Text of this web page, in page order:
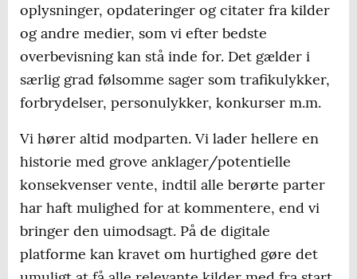
oplysninger, opdateringer og citater fra kilder
og andre medier, som vi efter bedste
overbevisning kan stå inde for. Det gælder i
særlig grad følsomme sager som trafikulykker,
forbrydelser, personulykker, konkurser m.m.
Vi hører altid modparten. Vi lader hellere en
historie med grove anklager/potentielle
konsekvenser vente, indtil alle berørte parter
har haft mulighed for at kommentere, end vi
bringer den uimodsagt. På de digitale
platforme kan kravet om hurtighed gøre det